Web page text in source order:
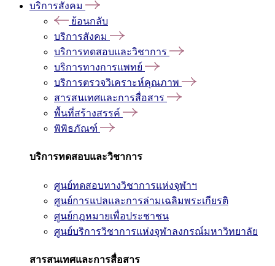
บริการสังคม
ย้อนกลับ
บริการสังคม
บริการทดสอบและวิชาการ
บริการทางการแพทย์
บริการตรวจวิเคราะห์คุณภาพ
สารสนเทศและการสื่อสาร
พื้นที่สร้างสรรค์
พิพิธภัณฑ์
บริการทดสอบและวิชาการ
ศูนย์ทดสอบทางวิชาการแห่งจุฬาฯ
ศูนย์การแปลและการล่ามเฉลิมพระเกียรติ
ศูนย์กฎหมายเพื่อประชาชน
ศูนย์บริการวิชาการแห่งจุฬาลงกรณ์มหาวิทยาลัย
สารสนเทศและการสื่อสาร